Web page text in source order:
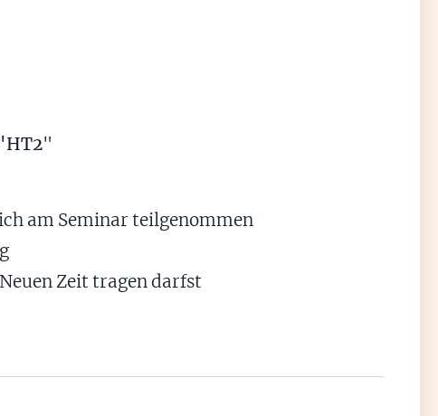
"
am Seminar teilgenommen
Zeit tragen darfst